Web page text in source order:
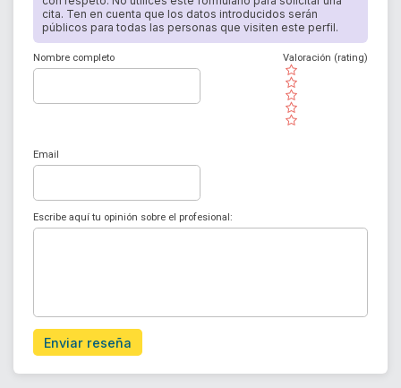
cita. Ten en cuenta que los datos introducidos serán
públicos para todas las personas que visiten este perfil.
Nombre completo
( )
( )
( )
( )
( )
Valoración (rating)
Email
Escribe aquí tu opinión sobre el profesional:
Enviar reseña